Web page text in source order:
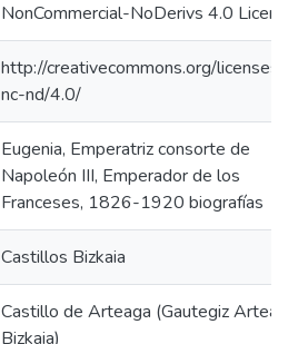
NonCommercial-NoDerivs 4.0
http://creativecommons.org/
nc-nd/4.0/
Eugenia, Emperatriz consorte de
Napoleón III, Emperador de los
Franceses, 1826-1920 biografías
Castillos Bizkaia
Castillo de Arteaga (Gautegiz
Bizkaia)